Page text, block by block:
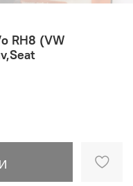
RH8 (VW